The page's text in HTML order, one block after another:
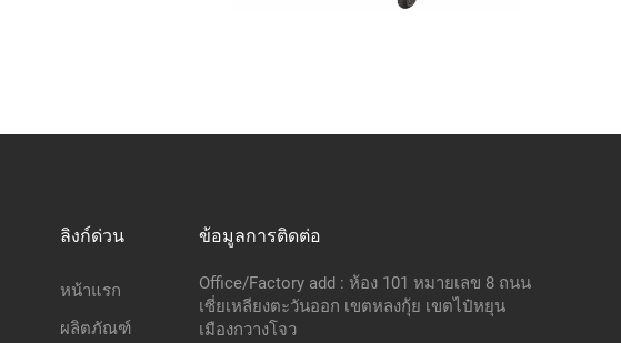
ลิงก์ด่วน
หน้าแรก
ผลิตภัณฑ์
ข้อมูลการติดต่อ
Office/Factory add : ห้อง 101 หมายเลข 8 ถนน
เซี่ยเหลียงตะวันออก เขตหลงกุ้ย เขตไป๋หยุน
เมืองกวางโจว